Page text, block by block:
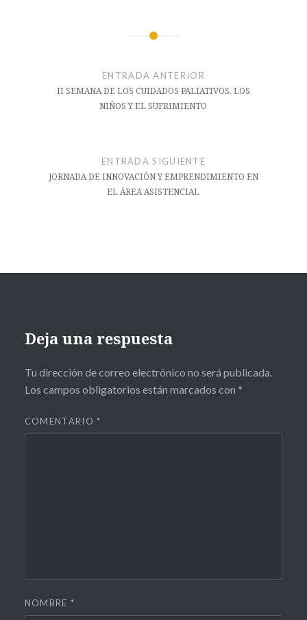
entradas
ENTRADA ANTERIOR
II SEMANA DE LOS CUIDADOS PALIATIVOS. LOS
NIÑOS Y EL SUFRIMIENTO
ENTRADA SIGUIENTE
JORNADA DE INNOVACIÓN Y EMPRENDIMIENTO EN
EL ÁREA ASISTENCIAL
Deja una respuesta
Tu dirección de correo electrónico no será publicada.
Los campos obligatorios están marcados con *
COMENTARIO*
NOMBRE *